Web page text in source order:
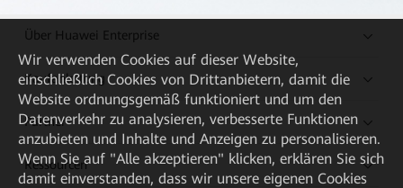
Über Huawei Enterprise
Kaufanleitung
Partner
Ressourcen
Wir verwenden Cookies auf dieser Website,
einschließlich Cookies von Drittanbietern, damit die
Website ordnungsgemäß funktioniert und um den
Datenverkehr zu analysieren, verbesserte Funktionen
anzubieten und Inhalte und Anzeigen zu personalisieren.
Wenn Sie auf "Alle akzeptieren" klicken, erklären Sie sich
damit einverstanden, dass wir unsere eigenen Cookies